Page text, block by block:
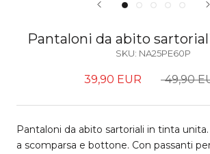
Pantaloni da abito
SKU: NA25PE60P
39,90 EUR 49,90
Pantaloni da abito sartoriali in tinta
a scomparsa e bottone. Con passanti